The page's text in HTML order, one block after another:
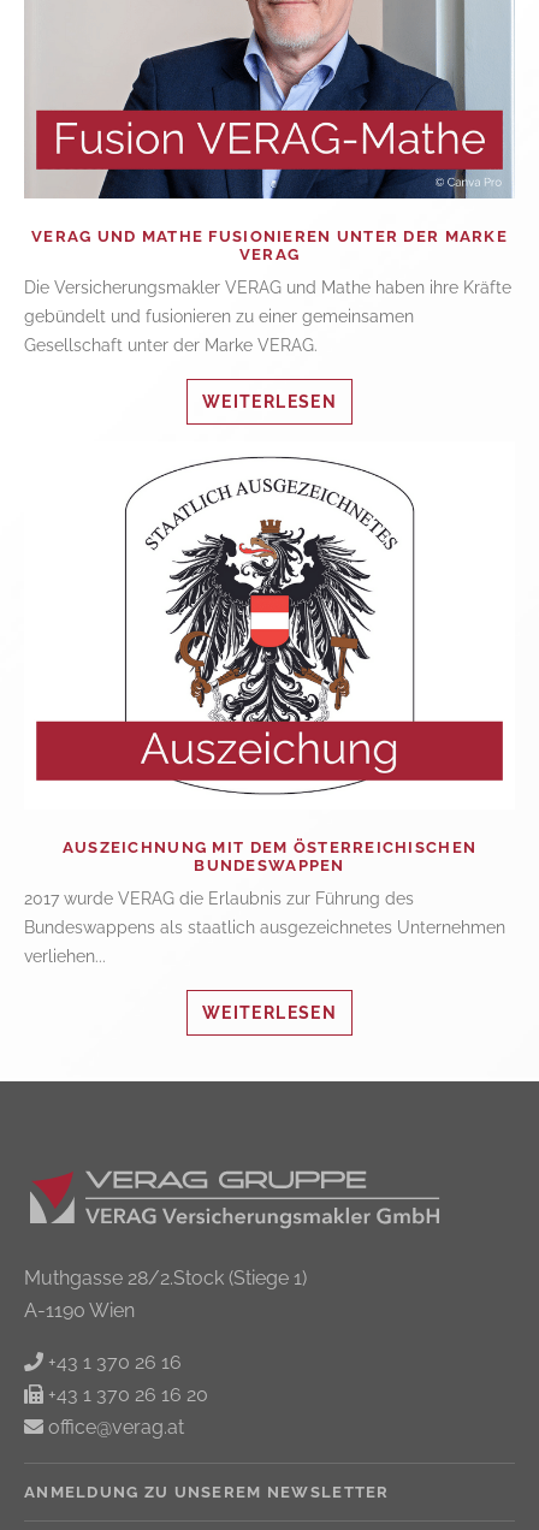
VERAG UND MATHE FUSIONIEREN UNTER DER MARKE
VERAG
Die Versicherungsmakler VERAG und Mathe haben ihre Kräfte
gebündelt und fusionieren zu einer gemeinsamen
Gesellschaft unter der Marke VERAG.
WEITERLESEN
AUSZEICHNUNG MIT DEM ÖSTERREICHISCHEN
BUNDESWAPPEN
2017 wurde VERAG die Erlaubnis zur Führung des
Bundeswappens als staatlich ausgezeichnetes Unternehmen
verliehen...
WEITERLESEN
Muthgasse 28/2.Stock (Stiege 1)
A-1190 Wien
+43 1 370 26 16
+43 1 370 26 16 20
office@verag.at
ANMELDUNG ZU UNSEREM NEWSLETTER